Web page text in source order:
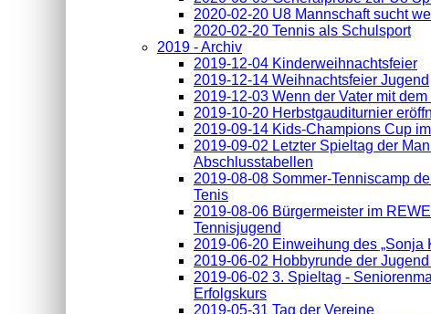
2020-02-20 U8 Mannschaft sucht
2020-02-20 Tennis als Schulsport
2019 - Archiv
2019-12-04 Kinderweihnachtsfeier
2019-12-14 Weihnachtsfeier Jugend
2019-12-03 Wenn der Vater mit
2019-10-20 Herbstgauditurnier
2019-09-14 Kids-Champions Cup
2019-09-02 Letzter Spieltag der
Abschlusstabellen
2019-08-08 Sommer-Tenniscamp
Tenis
2019-08-06 Bürgermeister im
Tennisjugend
2019-06-20 Einweihung des „Sonja
2019-06-02 Hobbyrunde der
2019-06-02 3. Spieltag -
Erfolgskurs
2019-05-31 Tag der Vereine